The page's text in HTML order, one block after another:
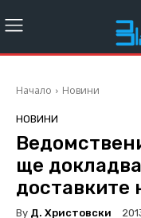
Начало Новини
НОВИНИ
ще
доставките
By Д. Христовски